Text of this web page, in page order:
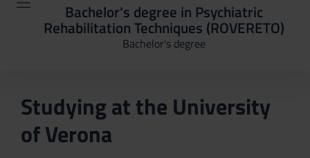
Bachelor's degree in Psychiatric
Rehabilitation Techniques (ROVERETO)
Bachelor's degree
Studying at the University
of Verona